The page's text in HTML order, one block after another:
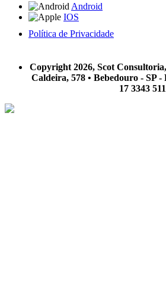
Android
IOS
Política de Privacidade
Copyright 2026, Scot
Caldeira, 578 • Bebedouro - SP -
17 3343